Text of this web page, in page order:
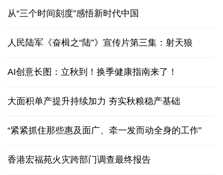
从“三个时间刻度”感悟新时代中国
人民陆军《奋楫之“陆”》宣传片第三集：射天狼
AI创意长图：立秋到！换季健康指南来了！
大面积单产提升持续加力 夯实秋粮稳产基础
“紧紧抓住那些惠及面广、牵一发而动全身的工作”
香港宏福苑火灾跨部门调查最终报告